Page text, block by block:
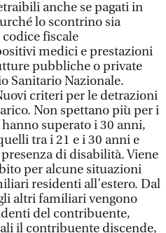
anche se pagati in
lo scontrino sia
fiscale
medici e prestazioni
pubbliche o private
Sanitario Nazionale.
criteri per le detrazioni
Non spettano più per i
superato i 30 anni,
tra i 21 e i 30 anni e
di disabilità. Viene
per alcune situazioni
residenti all’estero. Dal
altri familiari vengono
del contribuente,
il contribuente discende,